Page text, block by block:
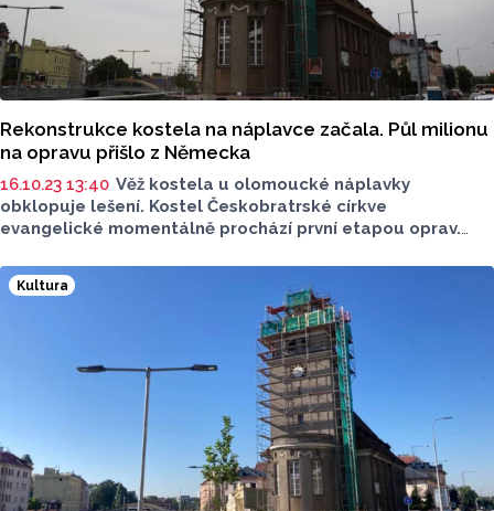
Rekonstrukce kostela na náplavce začala. Půl milionu
na opravu přišlo z Německa
16.10.23 13:40 Věž kostela u olomoucké náplavky
obklopuje lešení. Kostel Českobratrské církve
evangelické momentálně prochází první etapou oprav.
vidět zrekonstruovaná malá věžička na samotném
vrcholku mohutné věže. “Dokončujeme první etapu oprav,
to znamená nové trámoví a fasáda věžičky, ale i renovace
vrchního kříže a krytiny,” vyjmenoval pro Olomoucký
Report Ondřej Holubec za grantovou komisi při
Českobratrské církvi evangelické v Olomou
Kultura